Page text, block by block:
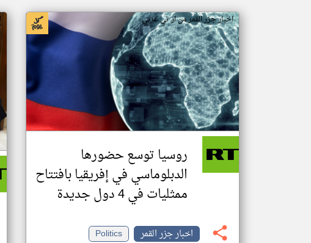
اخبار جزر القمر من ار تي عربي
روسيا توسع حضورها
الدبلوماسي في إفريقيا بافتتاح
ممثليات في 4 دول جديدة
اخبار جزر القمر
Politics